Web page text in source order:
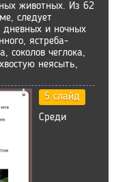
жи­вотных. Из 62
следует
дневных и ночных
ястреба-
соколов чеглока,
неясыть,
5 слайд
Среди